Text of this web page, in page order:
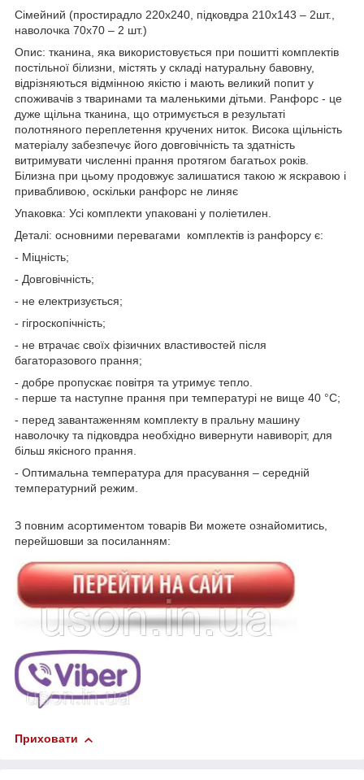
Сімейний (простирадло 220х240, підковдра 210х143 – 2шт.,
наволочка 70х70 – 2 шт.)
Опис: тканина, яка використовується при пошитті комплектів
постільної білизни, містять у складі натуральну бавовну,
відрізняються відмінною якістю і мають великий попит у
споживачів з тваринами та маленькими дітьми. Ранфорс - це
дуже щільна тканина, що отримується в результаті
полотняного переплетення кручених ниток. Висока щільність
матеріалу забезпечує його довговічність та здатність
витримувати численні прання протягом багатьох років.
Білизна при цьому продовжує залишатися такою ж яскравою і
привабливою, оскільки ранфорс не линяє
Упаковка: Усі комплекти упаковані у поліетилен.
Деталі: основними перевагами комплектів із ранфорсу є:
- Міцність;
- Довговічність;
- не електризується;
- гігроскопічність;
- не втрачає своїх фізичних властивостей після
багаторазового прання;
- добре пропускає повітря та утримує тепло.
- перше та наступне прання при температурі не вище 40 °C;
- перед завантаженням комплекту в пральну машину
наволочку та підковдра необхідно вивернути навиворіт, для
більш якісного прання.
- Оптимальна температура для прасування – середній
температурний режим.
З повним асортиментом товарів Ви можете ознайомитись,
перейшовши за посиланням:
Приховати